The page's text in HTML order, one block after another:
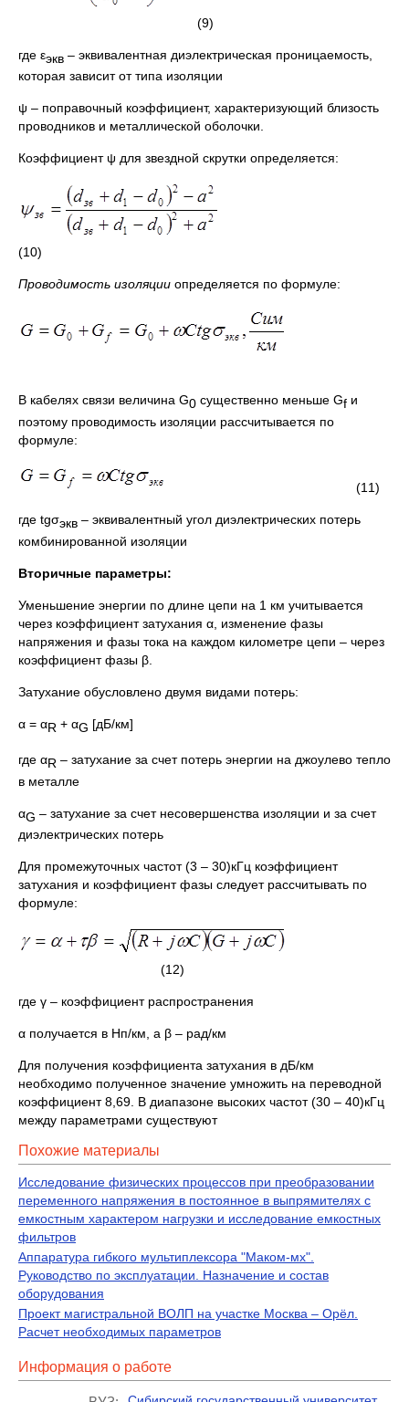
(9)
где εэкв – эквивалентная диэлектрическая проницаемость,
которая зависит от типа изоляции
ψ – поправочный коэффициент, характеризующий близость
проводников и металлической оболочки.
Коэффициент ψ для звездной скрутки определяется:
(10)
Проводимость изоляции определяется по формуле:
В кабелях связи величина G0 существенно меньше Gf и
поэтому проводимость изоляции рассчитывается по
формуле:
(11)
где tgσэкв – эквивалентный угол диэлектрических потерь
комбинированной изоляции
Вторичные параметры:
Уменьшение энергии по длине цепи на 1 км учитывается
через коэффициент затухания α, изменение фазы
напряжения и фазы тока на каждом километре цепи – через
коэффициент фазы β.
Затухание обусловлено двумя видами потерь:
α = αR + αG [дБ/км]
где αR – затухание за счет потерь энергии на джоулево тепло
в металле
αG – затухание за счет несовершенства изоляции и за счет
диэлектрических потерь
Для промежуточных частот (3 – 30)кГц коэффициент
затухания и коэффициент фазы следует рассчитывать по
формуле:
(12)
где γ – коэффициент распространения
α получается в Нп/км, а β – рад/км
Для получения коэффициента затухания в дБ/км
необходимо полученное значение умножить на переводной
коэффициент 8,69. В диапазоне высоких частот (30 – 40)кГц
между параметрами существуют
Похожие материалы
Исследование физических процессов при преобразовании
переменного напряжения в постоянное в выпрямителях с
емкостным характером нагрузки и исследование емкостных
фильтров
Аппаратура гибкого мультиплексора "Маком-мх".
Руководство по эксплуатации. Назначение и состав
оборудования
Проект магистральной ВОЛП на участке Москва – Орёл.
Расчет необходимых параметров
Информация о работе